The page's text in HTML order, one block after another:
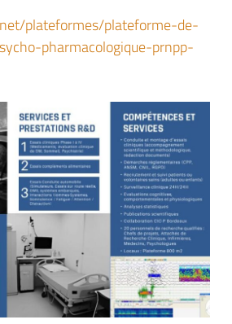
plateformes/plateforme-de-
pharmacologique-prnpp-